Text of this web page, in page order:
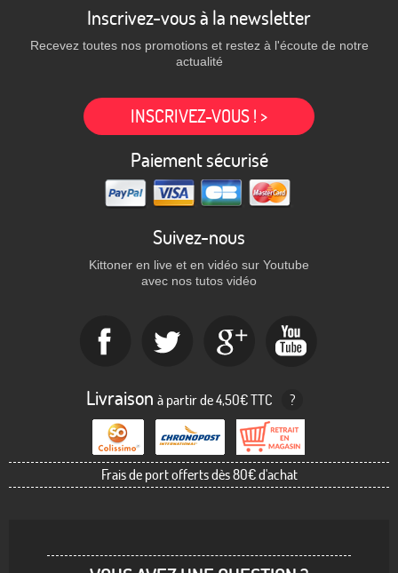
Inscrivez-vous à la newsletter
Recevez toutes nos promotions et restez à l'écoute de notre
actualité
INSCRIVEZ-VOUS ! >
Paiement sécurisé
Suivez-nous
Kittoner en live et en vidéo sur Youtube
avec nos tutos vidéo
Livraison à partir de 4,50€ TTC ?
Frais de port offerts dès 80€ d'achat